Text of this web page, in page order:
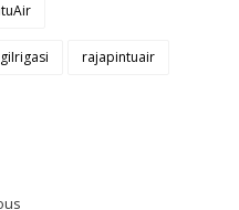
rajapintuair